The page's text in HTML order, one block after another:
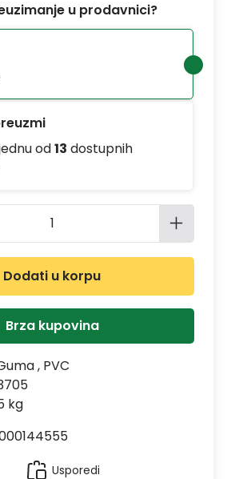
u prodavnici?
od13 dostupnih
Unesite
Dodati u korpu
Brza kupovina
, PVC
kg
Usporedi